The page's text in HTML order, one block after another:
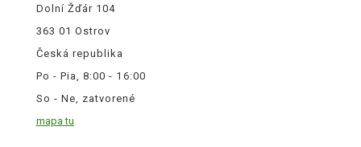
Dolní Žďár 104
363 01 Ostrov
Česká republika
Po - Pia, 8:00 - 16:00
So - Ne, zatvorené
mapa tu